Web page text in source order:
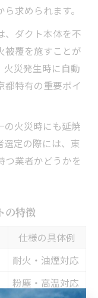
求められます。
、ダクト本体を不
被覆を施すことが
火災発生時に自動
都特有の重要ポイ
の火災時にも延焼
選定の際には、東
つ業者かどうかを
の特徴
仕様の具体例
耐火・油煙対応
粉塵・高温対応